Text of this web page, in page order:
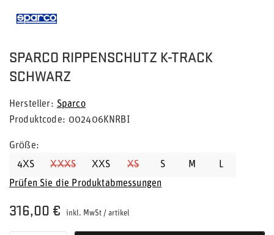
SPARCO RIPPENSCHUTZ K-TRACK
SCHWARZ
Hersteller
Sparco
Produktcode
002406KNRBI
Größe
4XS
XXXS XXS XS S M
L
Prüfen Sie die Produktabmessungen
316,00 € inkl. MwSt / artikel